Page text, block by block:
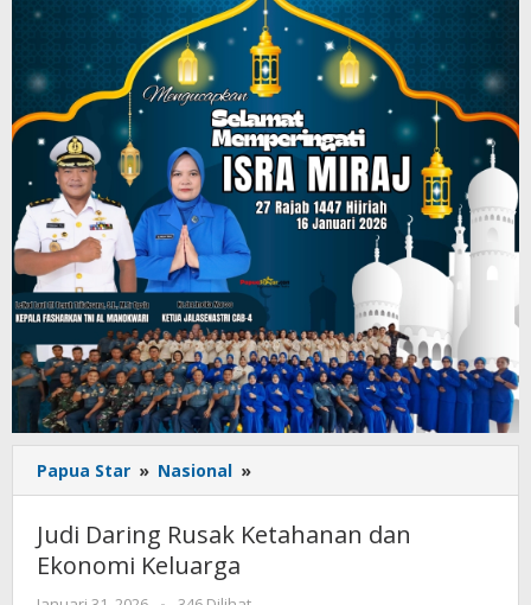
Papua Star » Nasional »
Daring
Ketahanan
Judi Daring Rusak Ketahanan dan
Ekonomi Keluarga